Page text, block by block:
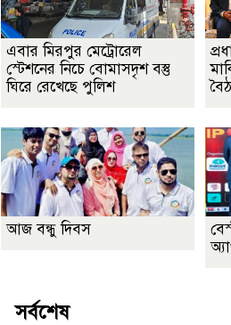
এবার মিরপুর মেট্রোরেল
স্টেশনের নিচে বোমাসদৃশ বস্তু
ঘিরে রেখেছে পুলিশ
আজ বন্ধু দিবস
সর্বশেষ